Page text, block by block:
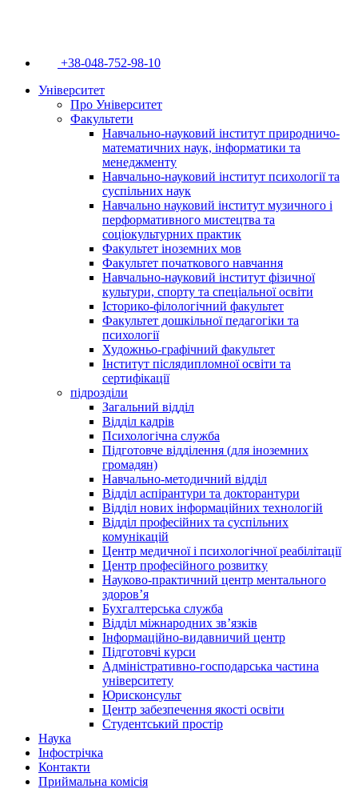
+38-048-752-98-10
Університет
Про Університет
Факультети
Навчально-науковий інститут природничо-
математичних наук, інформатики та
менеджменту
Навчально-науковий інститут психології та
суспільних наук
Навчально науковий інститут музичного і
перформативного мистецтва та
соціокультурних практик
Факультет іноземних мов
Факультет початкового навчання
Навчально-науковий інститут фізичної
культури, спорту та спеціальної освіти
Історико-філологічний факультет
Факультет дошкільної педагогіки та
психології
Художньо-графічний факультет
Інститут післядипломної освіти та
сертифікації
підрозділи
Загальний відділ
Відділ кадрів
Психологічна служба
Підготовче відділення (для іноземних
громадян)
Навчально-методичний відділ
Відділ аспірантури та докторантури
Відділ нових інформаційних технологій
Відділ професійних та суспільних
комунікацій
Центр медичної і психологічної реабілітації
Центр професійного розвитку
Науково-практичний центр ментального
здоров’я
Бухгалтерська служба
Відділ міжнародних зв’язків
Інформаційно-видавничий центр
Підготовчі курси
Адміністративно-господарська частина
університету
Юрисконсульт
Центр забезпечення якості освіти
Студентський простір
Наука
Інфострічка
Контакти
Приймальна комісія